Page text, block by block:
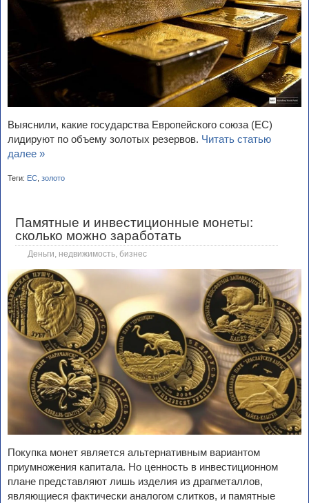
Выяснили, какие государства Европейского союза (ЕС)
лидируют по объему золотых резервов. Читать статью
далее »
Теги: ЕС золото
Памятные и инвестиционные монеты:
сколько можно заработать
Деньги, недвижимость, бизнес
Покупка монет является альтернативным вариантом
приумножения капитала. Но ценность в инвестиционном
плане представляют лишь изделия из драгметаллов,
являющиеся фактически аналогом слитков, и памятные